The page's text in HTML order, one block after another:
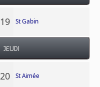
19 St Gabin
JEUDI
20 St Aimée